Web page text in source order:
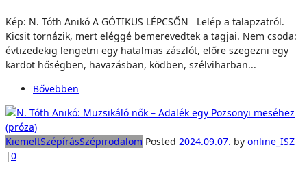
Kép: N. Tóth Anikó A GÓTIKUS LÉPCSŐN Lelép a talapzatról.
Kicsit tornázik, mert eléggé bemerevedtek a tagjai. Nem csoda:
évtizedekig lengetni egy hatalmas zászlót, előre szegezni egy
kardot hőségben, havazásban, ködben, szélviharban...
Bővebben
KiemeltSzépírásSzépirodalom Posted 2024.09.07. by online_ISZ
|0